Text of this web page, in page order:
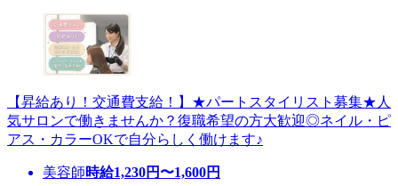
【昇給あり！交通費支給！】★パートスタイリスト募集★人
気サロンで働きませんか？復職希望の方大歓迎◎ネイル・ピ
アス・カラーOKで自分らしく働けます♪
美容師時給1,230円〜1,600円